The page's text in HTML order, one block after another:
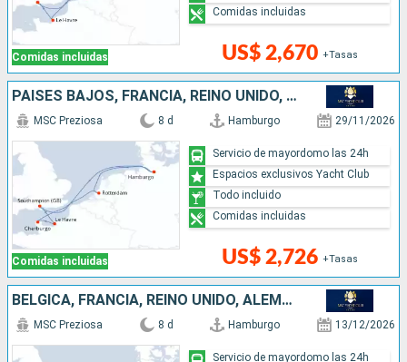
Comidas incluidas US$ 2,670 +Tasas
Comidas incluidas
PAISES BAJOS, FRANCIA, REINO UNIDO, ALEMANIA
Comidas incluidas
MSC Preziosa 8 d Hamburgo 29/11/2026
US$ 2,726 +Tasas
Servicio de mayordomo las 24h
Espacios exclusivos Yacht Club
Todo incluido
Comidas incluidas
BÉLGICA, FRANCIA, REINO UNIDO, ALEMANIA
MSC Preziosa 8 d Hamburgo 13/12/2026
Servicio de mayordomo las 24h